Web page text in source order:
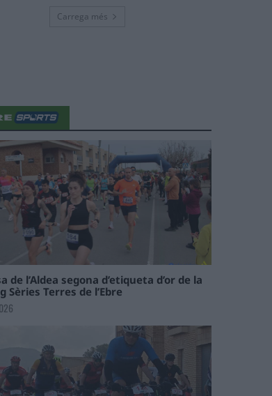
Carrega més
de l’Aldea segona d’etiqueta d’or de la
Sèries Terres de l’Ebre